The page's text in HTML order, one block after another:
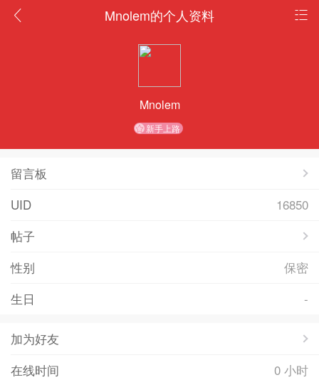
Mnolem的个人资料
Mnolem
新手上路
留言板
UID
16850
帖子
性别
保密
生日
-
加为好友
在线时间
0 小时